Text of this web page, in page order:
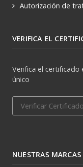
Autorización de
VERIFICA EL
Verifica el
único
Verificar Certificado
NUESTRAS MARCAS